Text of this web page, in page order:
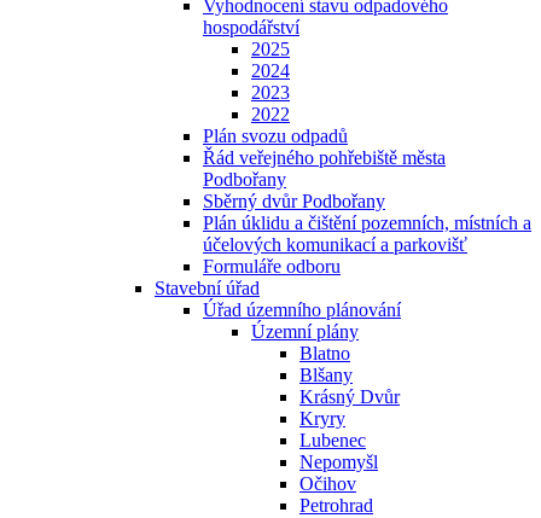
Vyhodnocení stavu odpadového
hospodářství
2025
2024
2023
2022
Plán svozu odpadů
Řád veřejného pohřebiště města
Podbořany
Sběrný dvůr Podbořany
Plán úklidu a čištění pozemních, místních a
účelových komunikací a parkovišť
Formuláře odboru
Stavební úřad
Úřad územního plánování
Územní plány
Blatno
Blšany
Krásný Dvůr
Kryry
Lubenec
Nepomyšl
Očihov
Petrohrad